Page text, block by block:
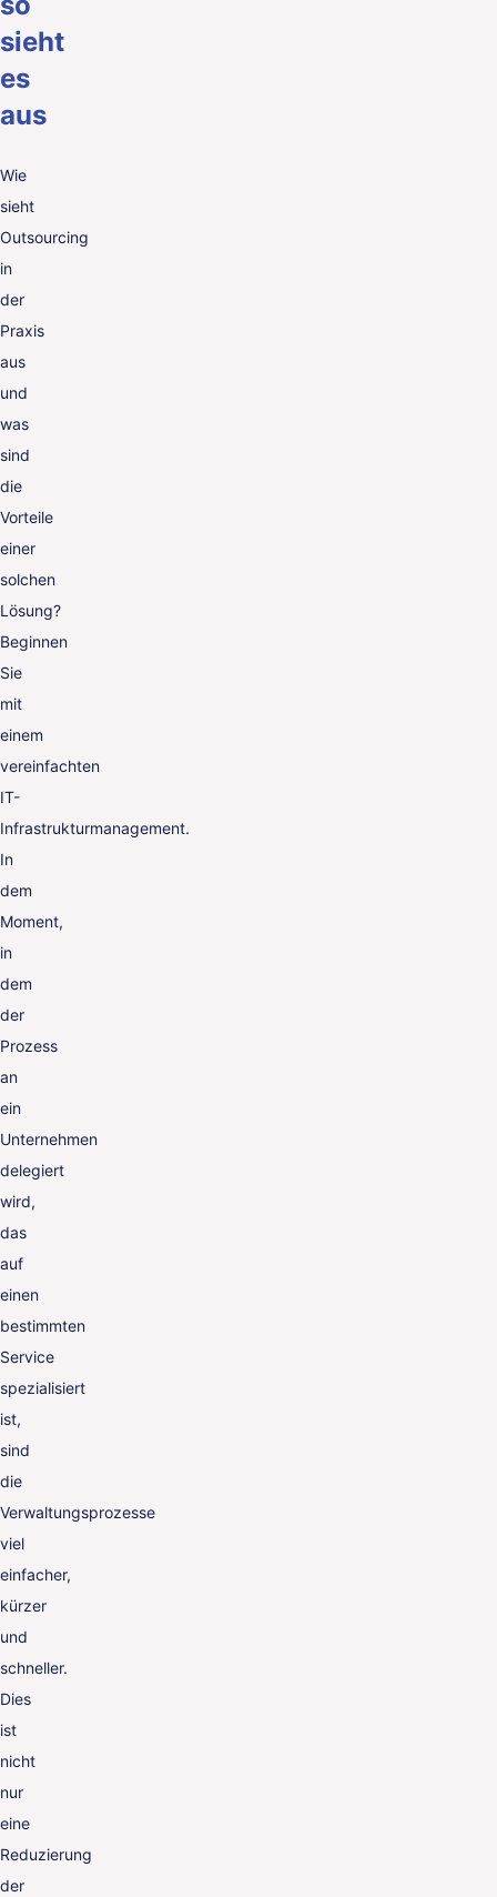
sieht
es
aus
Wie
sieht
Outsourcing
in
der
Praxis
aus
und
was
sind
die
Vorteile
einer
solchen
Lösung?
Beginnen
Sie
mit
einem
vereinfachten
IT-
Infrastrukturmanagement.
In
dem
Moment,
in
dem
der
Prozess
an
ein
Unternehmen
delegiert
wird,
das
auf
einen
bestimmten
Service
spezialisiert
ist,
sind
die
Verwaltungsprozesse
viel
einfacher,
kürzer
und
schneller.
Dies
ist
nicht
nur
eine
Reduzierung
der